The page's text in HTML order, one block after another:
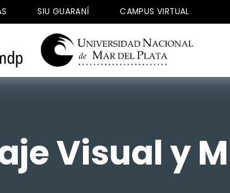
SIU GUARANÍ CAMPUS VIRTUAL
Visual y